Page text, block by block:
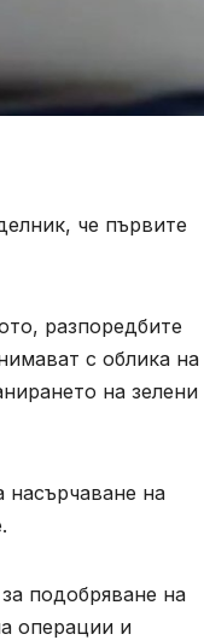
че първите
разпоредбите
с облика на
на зелени
насърчаване на
подобряване на
операции и